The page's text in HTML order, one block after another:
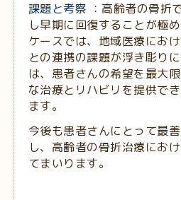
課題と考察 ：高齢者の骨折
し早期に回復することが極
ケースでは、地域医療にお
との連携の課題が浮き彫り
は、患者さんの希望を最大
な治療とリハビリを提供で
ます。
今後も患者さんにとって最
し、高齢者の骨折治療にお
てまいります。